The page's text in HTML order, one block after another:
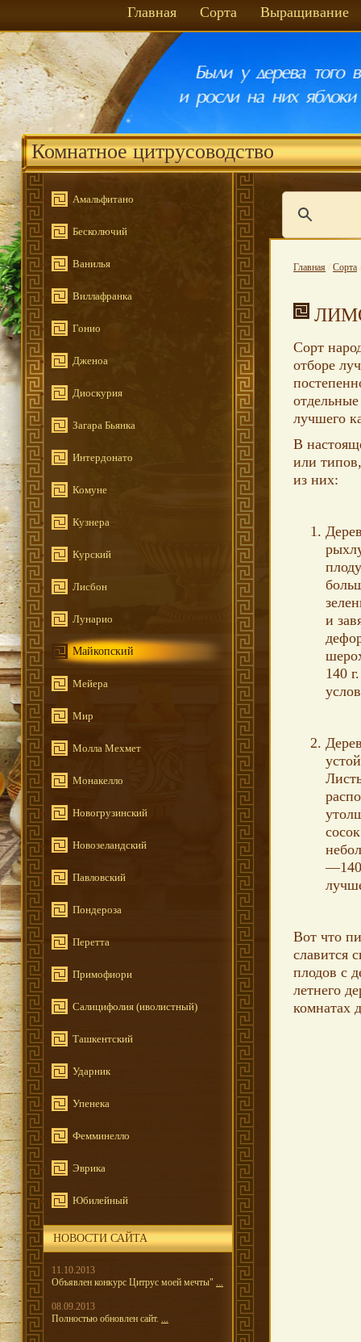
Главная Сорта Выращивание
Комнатное цитрусоводство
Амальфитано
Бесколючий
Ванилья
Виллафранка
Гонио
Дженоа
Диоскурия
Загара Бьянка
Интердонато
Комуне
Кузнера
Курский
Лисбон
Лунарио
Майкопский
Мейера
Мир
Молла Мехмет
Монакелло
Новогрузинский
Новозеландский
Павловский
Пондероза
Перетта
Примофиори
Салицифолия (иволистный)
Ташкентский
Ударник
Упенека
Фемминелло
Эврика
Юбилейный
НОВОСТИ САЙТА
11.10.2013
Объявлен конкурс Цитрус моей мечты" ...
08.09.2013
Полностью обновлен сайт. ...
Главная / Сорта
Сорт
отборе
лучшего
В
или
из них:
и
140
—140
Вот что
славится
плодов с
летнего
комнатах